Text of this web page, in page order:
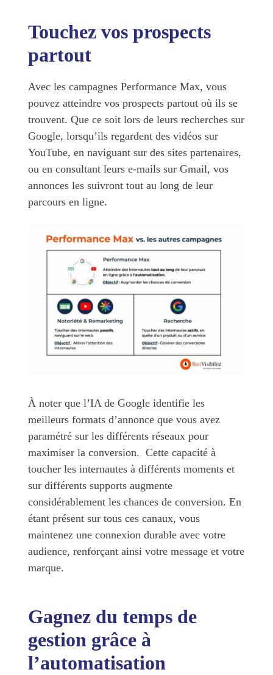
Touchez vos prospects
partout
Avec les campagnes Performance Max, vous
pouvez atteindre vos prospects partout où ils se
trouvent. Que ce soit lors de leurs recherches sur
Google, lorsqu’ils regardent des vidéos sur
YouTube, en naviguant sur des sites partenaires,
ou en consultant leurs e-mails sur Gmail, vos
annonces les suivront tout au long de leur
parcours en ligne.
À noter que l’IA de Google identifie les
meilleurs formats d’annonce que vous avez
paramétré sur les différents réseaux pour
maximiser la conversion. Cette capacité à
toucher les internautes à différents moments et
sur différents supports augmente
considérablement les chances de conversion. En
étant présent sur tous ces canaux, vous
maintenez une connexion durable avec votre
audience, renforçant ainsi votre message et votre
marque.
Gagnez du temps de
gestion grâce à
l’automatisation